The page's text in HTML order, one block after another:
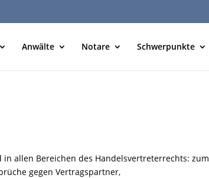
Anwälte Notare Schwerpunkte
allen Bereichen des Handelsvertreterrechts: zum
gegen Vertragspartner,